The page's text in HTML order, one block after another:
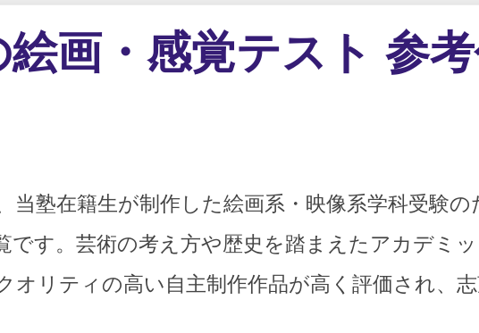
絵画・感覚テスト 参
当塾在籍生が制作した絵画系・映像系学科受験
です。芸術の考え方や歴史を踏まえたアカデミ
オリティの高い自主制作作品が高く評価され、